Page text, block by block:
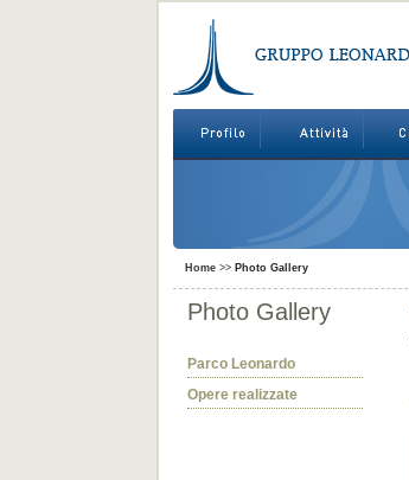
Home>> Photo Gallery
Photo Gallery
Parco Leonardo
Opere realizzate